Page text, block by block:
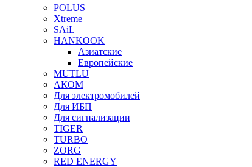
POLUS
Xtreme
SAiL
HANKOOK
Азиатские
Европейские
MUTLU
АКОМ
Для электромобилей
Для ИБП
Для сигнализации
TIGER
TURBO
ZORG
RED ENERGY